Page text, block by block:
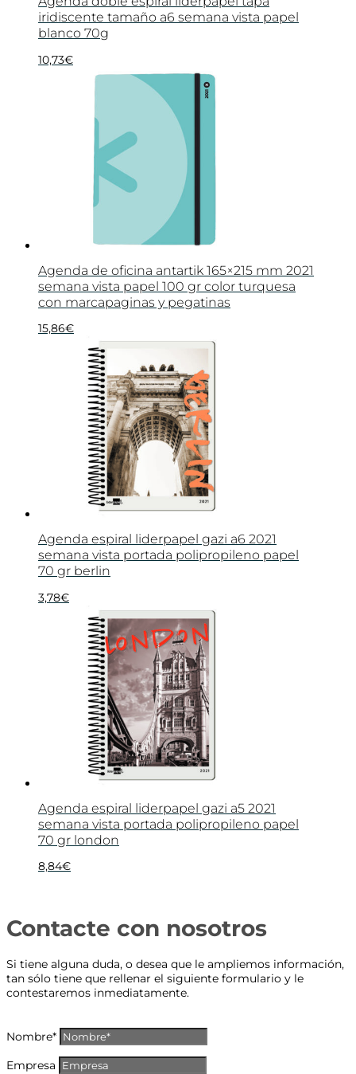
iridiscente tamaño a6 semana vista papel
blanco 70g
10,73€
Agenda de oficina antartik 165×215 mm 2021
semana vista papel 100 gr color turquesa
con marcapaginas y pegatinas
15,86€
Agenda espiral liderpapel gazi a6 2021
semana vista portada polipropileno papel
70 gr berlin
3,78€
Agenda espiral liderpapel gazi a5 2021
semana vista portada polipropileno papel
70 gr london
8,84€
Contacte con nosotros
Si tiene alguna duda, o desea que le ampliemos información,
tan sólo tiene que rellenar el siguiente formulario y le
contestaremos inmediatamente.
Nombre*
Empresa